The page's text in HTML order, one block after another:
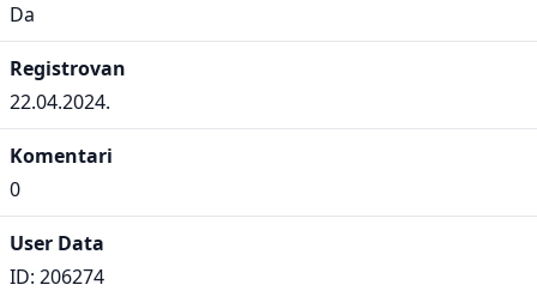
Da
Registrovan
22.04.2024.
Komentari
0
User Data
ID: 206274